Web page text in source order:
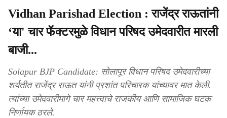
Vidhan Parishad Election : राजेंद्र राऊतांनी
‘या' चार फॅक्टरमुळे विधान परिषद उमेदवारीत मारली
बाजी...
Solapur BJP Candidate: सोलापूर विधान परिषद उमेदवारीच्या
शर्यतीत राजेंद्र राऊत यांनी प्रशांत परिचारक यांच्यावर मात केली.
त्यांच्या उमेदवारीमागे चार महत्त्वाचे राजकीय आणि सामाजिक घटक
निर्णायक ठरले.